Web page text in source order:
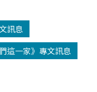
訊息
這一家》專文訊息